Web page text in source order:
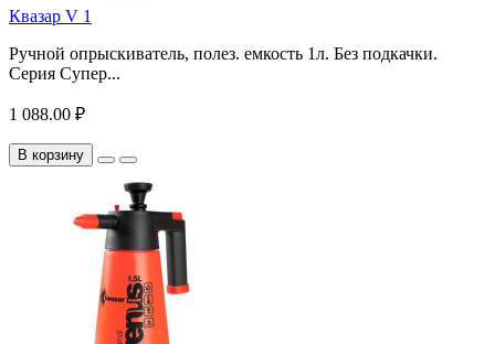
Квазар V 1
Ручной опрыскиватель, полез. емкость 1л. Без подкачки.
Серия Супер...
1 088.00 ₽
В корзину